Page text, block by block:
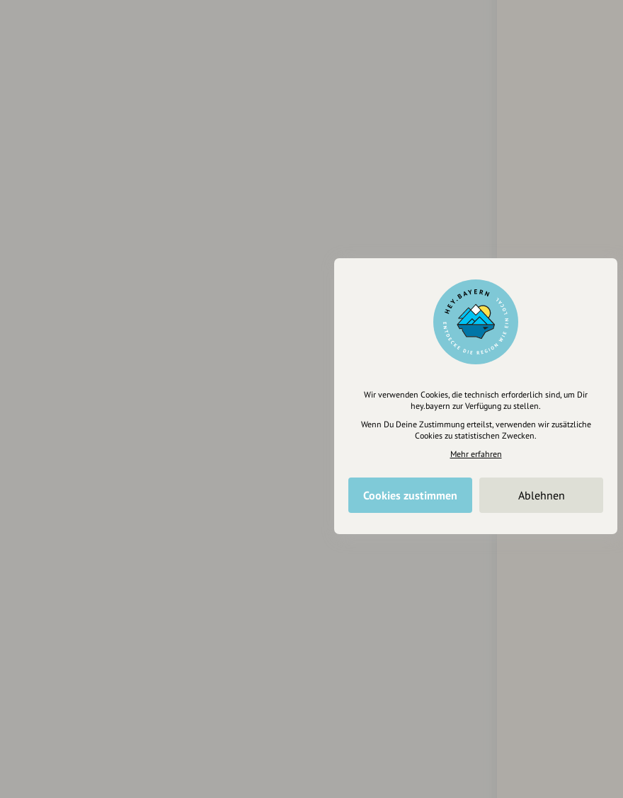
Wir verwenden Cookies, die technisch erforderlich sind, um Dir
hey.bayern zur Verfügung zu stellen.
Wenn Du Deine Zustimmung erteilst, verwenden wir zusätzliche
Cookies zu statistischen Zwecken.
Mehr erfahren
Cookies zustimmen Ablehnen